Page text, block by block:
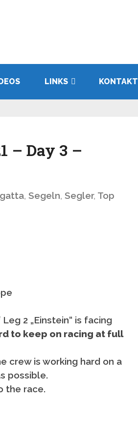
LINKS KONTAKT
– Day 3 –
, Segeln, Segler, Top
2 „Einstein“ is facing
to keep on racing at full
crew is working hard on a
possible.
the race.